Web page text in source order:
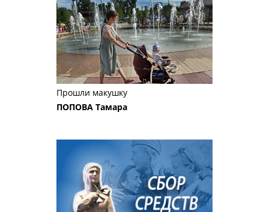
Прошли макушку
ПОПОВА Тамара